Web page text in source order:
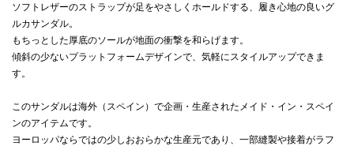
ソフトレザーのストラップが足をやさしくホールドする、履き心地の良いグ
ルカサンダル。
もちっとした厚底のソールが地面の衝撃を和らげます。
傾斜の少ないプラットフォームデザインで、気軽にスタイルアップできま
す。
このサンダルは海外（スペイン）で企画・生産されたメイド・イン・スペイ
ンのアイテムです。
ヨーロッパならではの少しおおらかな生産元であり、一部縫製や接着がラフ